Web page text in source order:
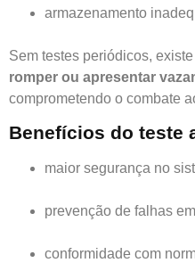
armazenamento
Sem testes periódicos,
romper ou apresentar
comprometendo o combate
Benefícios do teste
maior segurança no
prevenção de falhas
conformidade com